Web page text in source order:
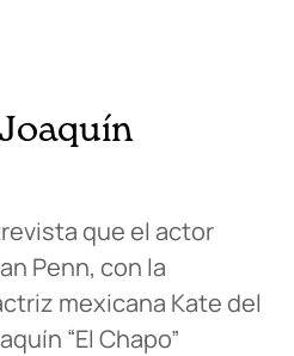
que el actor
Penn, con la
mexicana Kate del
“El Chapo”